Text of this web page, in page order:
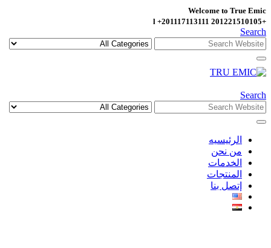
Welcome to True Emic
+201221510105 l +201117113111
Search
Search
الرئيسيه
من نحن
الخدمات
المنتجات
إتصل بنا